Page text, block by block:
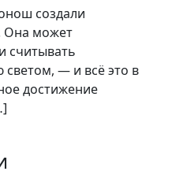
создали
Она может
считывать
— и всё это в
достижение